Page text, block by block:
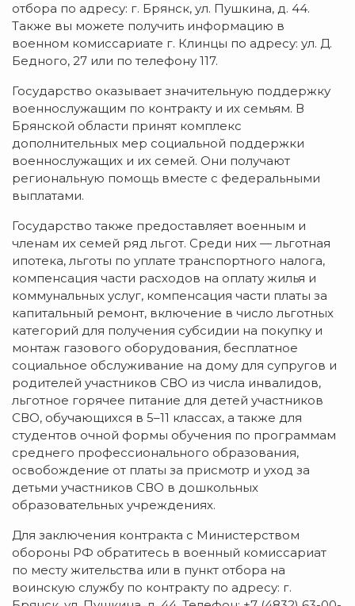
отбора по адресу: г. Брянск, ул. Пушкина, д. 44.
Также вы можете получить информацию в
военном комиссариате г. Клинцы по адресу: ул. Д.
Бедного, 27 или по телефону 117.
Государство оказывает значительную поддержку
военнослужащим по контракту и их семьям. В
Брянской области принят комплекс
дополнительных мер социальной поддержки
военнослужащих и их семей. Они получают
региональную помощь вместе с федеральными
выплатами.
Государство также предоставляет военным и
членам их семей ряд льгот. Среди них — льготная
ипотека, льготы по уплате транспортного налога,
компенсация части расходов на оплату жилья и
коммунальных услуг, компенсация части платы за
капитальный ремонт, включение в число льготных
категорий для получения субсидии на покупку и
монтаж газового оборудования, бесплатное
социальное обслуживание на дому для супругов и
родителей участников СВО из числа инвалидов,
льготное горячее питание для детей участников
СВО, обучающихся в 5–11 классах, а также для
студентов очной формы обучения по программам
среднего профессионального образования,
освобождение от платы за присмотр и уход за
детьми участников СВО в дошкольных
образовательных учреждениях.
Для заключения контракта с Министерством
обороны РФ обратитесь в военный комиссариат
по месту жительства или в пункт отбора на
воинскую службу по контракту по адресу: г.